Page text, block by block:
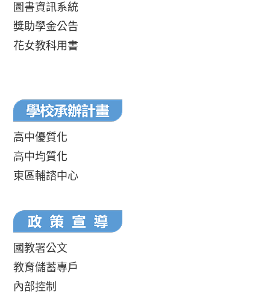
圖書資訊系統
獎助學金公告
花女教科用書
高中優質化
高中均質化
東區輔諮中心
國教署公文
教育儲蓄專戶
內部控制